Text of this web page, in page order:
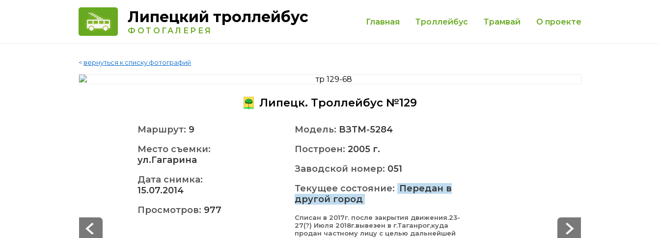
Липецкий троллейбус
ФОТОГАЛЕРЕЯ
Главная Троллейбус Трамвай О проекте
< вернуться к списку фотографий
Липецк. Троллейбус №129
Маршрут: 9
Место съемки:
ул.Гагарина
Дата снимка:
15.07.2014
Просмотров: 977
Модель: ВЗТМ-5284
Построен: 2005 г.
Заводской номер: 051
Текущее состояние: Передан в
другой город
Списан в 2017г. после закрытия движения.23-
27(?) Июля 2018г.вывезен в г.Таганрог,куда
продан частному лицу с целью дальнейшей